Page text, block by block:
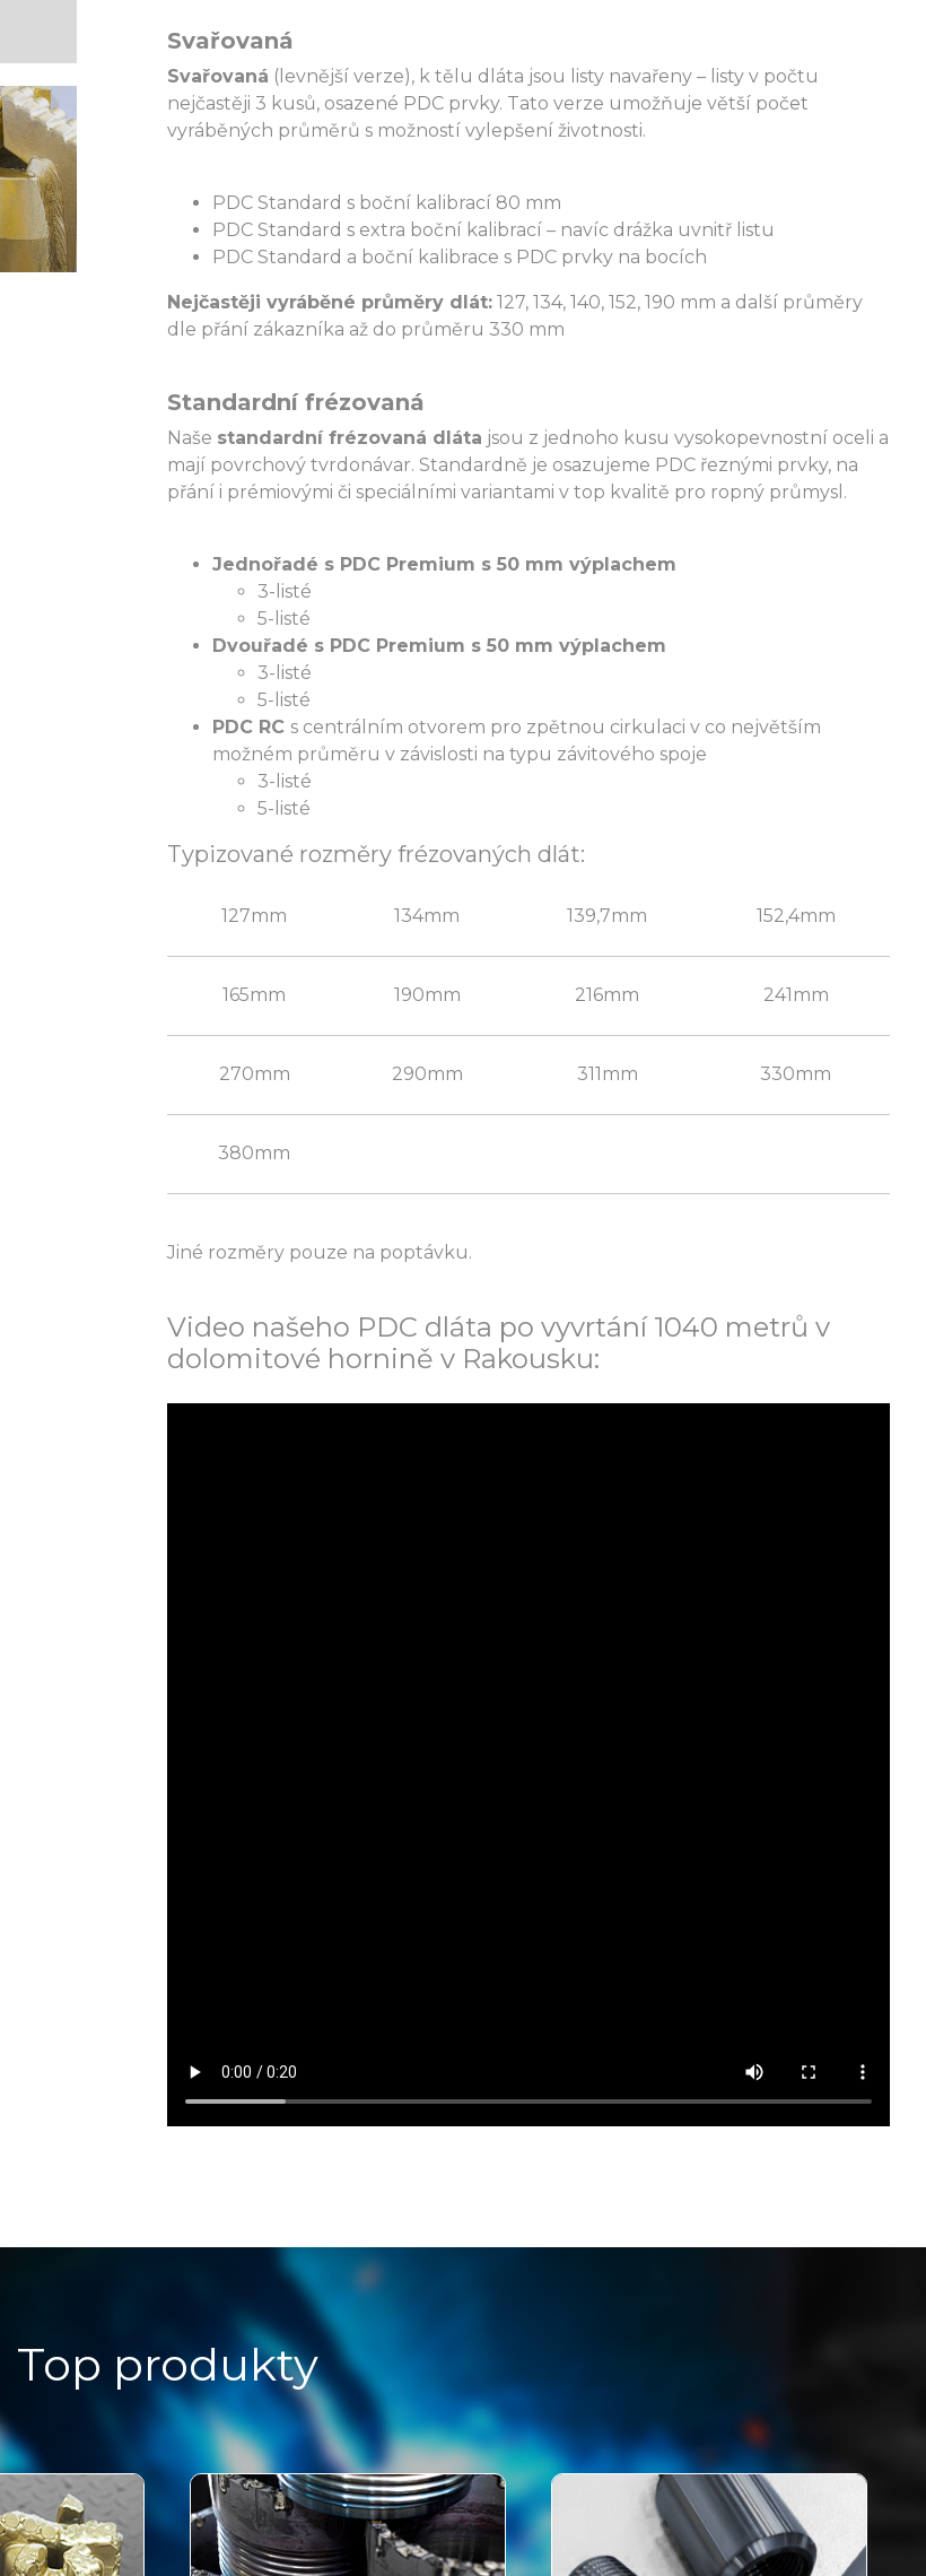
Svařovaná
Svařovaná (levnější verze), k tělu dláta jsou listy navařeny – listy v počtu
nejčastěji 3 kusů, osazené PDC prvky. Tato verze umožňuje větší počet
vyráběných průměrů s možností vylepšení životnosti.
PDC Standard s boční kalibrací 80 mm
PDC Standard s extra boční kalibrací – navíc drážka uvnitř listu
PDC Standard a boční kalibrace s PDC prvky na bocích
Nejčastěji vyráběné průměry dlát: 127, 134, 140, 152, 190 mm a další průměry
dle přání zákazníka až do průměru 330 mm
Standardní frézovaná
Naše standardní frézovaná dláta jsou z jednoho kusu vysokopevnostní oceli a
mají povrchový tvrdonávar. Standardně je osazujeme PDC řeznými prvky, na
přání i prémiovými či speciálními variantami v top kvalitě pro ropný průmysl.
Jednořadé s PDC Premium s 50 mm výplachem
3-listé
5-listé
Dvouřadé s PDC Premium s 50 mm výplachem
3-listé
5-listé
PDC RC s centrálním otvorem pro zpětnou cirkulaci v co největším
možném průměru v závislosti na typu závitového spoje
3-listé
5-listé
Typizované rozměry frézovaných dlát:
127mm 134mm 139,7mm 152,4mm
165mm 190mm 216mm 241mm
270mm 290mm 311mm 330mm
380mm
Jiné rozměry pouze na poptávku.
Video našeho PDC dláta po vyvrtání 1040 metrů v
dolomitové hornině v Rakousku:
Top produkty